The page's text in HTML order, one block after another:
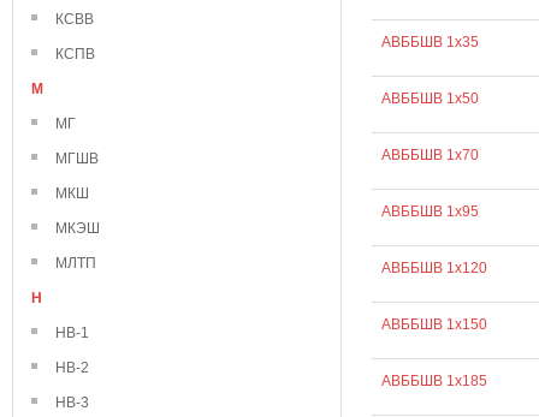
КСВВ
КСПВ
М
МГ
МГШВ
МКШ
МКЭШ
МЛТП
Н
НВ-1
НВ-2
НВ-3
АВББШВ 1х35
АВББШВ 1х50
АВББШВ 1х70
АВББШВ 1х95
АВББШВ 1х120
АВББШВ 1х150
АВББШВ 1х185